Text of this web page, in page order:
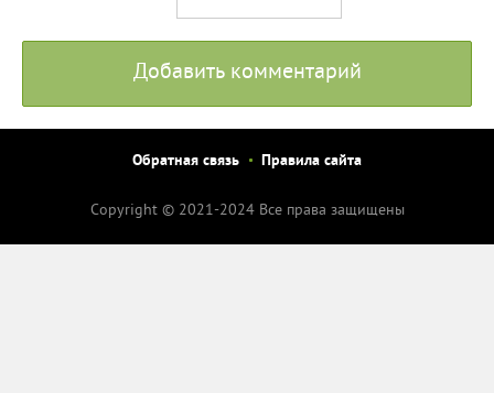
Добавить комментарий
Обратная связь Правила сайта
Copyright © 2021-2024 Все права защищены